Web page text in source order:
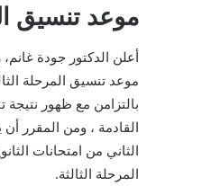
موعد تنسيق
أعلن الدكتور جودة
بالتزامن مع ظهور نتيجة
القادمة ، ومن المقرر
الثاني من امتحانات
المرحلة الثالثة.